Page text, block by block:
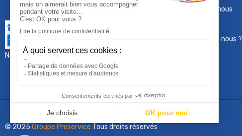
Nous contacter :sav@groupeproservice.fr
Contactez-nous
Qui sommes-nous ?
© 2025 Groupe Proservice Tous droits réservés